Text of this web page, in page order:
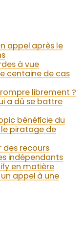
appel après le
à vue
centaine de cas
librement ?
a dû se battre
bénéficie du
le piratage de
des recours
indépendants
en matière
appel à une